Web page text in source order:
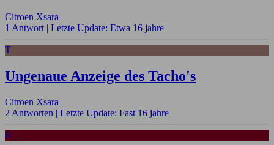
Citroen Xsara
1 Antwort | Letzte Update: Etwa 16 jahre
T
Ungenaue Anzeige des Tacho's
Citroen Xsara
2 Antworten | Letzte Update: Fast 16 jahre
R